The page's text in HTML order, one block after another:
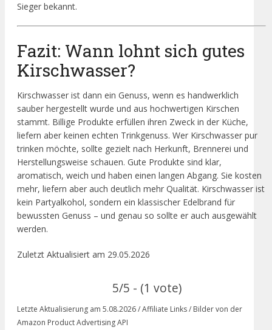
Sieger bekannt.
Fazit: Wann lohnt sich gutes
Kirschwasser?
Kirschwasser ist dann ein Genuss, wenn es handwerklich
sauber hergestellt wurde und aus hochwertigen Kirschen
stammt. Billige Produkte erfüllen ihren Zweck in der Küche,
liefern aber keinen echten Trinkgenuss. Wer Kirschwasser pur
trinken möchte, sollte gezielt nach Herkunft, Brennerei und
Herstellungsweise schauen. Gute Produkte sind klar,
aromatisch, weich und haben einen langen Abgang. Sie kosten
mehr, liefern aber auch deutlich mehr Qualität. Kirschwasser ist
kein Partyalkohol, sondern ein klassischer Edelbrand für
bewussten Genuss – und genau so sollte er auch ausgewählt
werden.
Zuletzt Aktualisiert am 29.05.2026
5/5 - (1 vote)
Letzte Aktualisierung am 5.08.2026 / Affiliate Links / Bilder von der
Amazon Product Advertising API